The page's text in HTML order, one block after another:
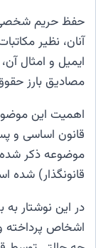
حفظ حریم شخصی
آنان، نظیر
ایمیل و امثال
مصادیق بارز
قانون اساسی و
موضوعه ذکر
قانونگذار) شده
در این نوشتار
اشخاص